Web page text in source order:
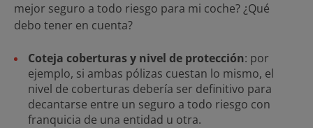
mejor seguro a todo riesgo para mi coche? ¿Qué
debo tener en cuenta?
Coteja coberturas y nivel de protección: por
ejemplo, si ambas pólizas cuestan lo mismo, el
nivel de coberturas debería ser definitivo para
decantarse entre un seguro a todo riesgo con
franquicia de una entidad u otra.